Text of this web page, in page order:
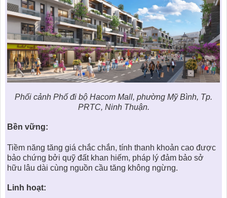
Phối cảnh Phố đi bộ Hacom Mall, phường Mỹ Bình, Tp.
PRTC, Ninh Thuận.
Bền vững:
Tiềm năng tăng giá chắc chắn, tính thanh khoản cao được
bảo chứng bởi quỹ đất khan hiếm, pháp lý đảm bảo sở
hữu lâu dài cùng nguồn cầu tăng không ngừng.
Linh hoạt: